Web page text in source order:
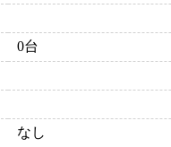
0台
なし